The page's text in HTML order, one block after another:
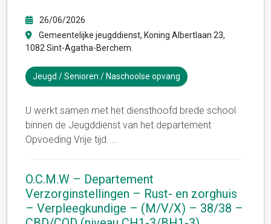
26/06/2026
Gemeentelijke jeugddienst, Koning Albertlaan 23,
1082 Sint-Agatha-Berchem.
Jeugd / Senioren / Naschoolse opvang
U werkt samen met het diensthoofd brede school
binnen de Jeugddienst van het departement
Opvoeding Vrije tijd. ...
O.C.M.W – Departement
Verzorginstellingen – Rust- en zorghuis
– Verpleegkundige – (M/V/X) – 38/38 –